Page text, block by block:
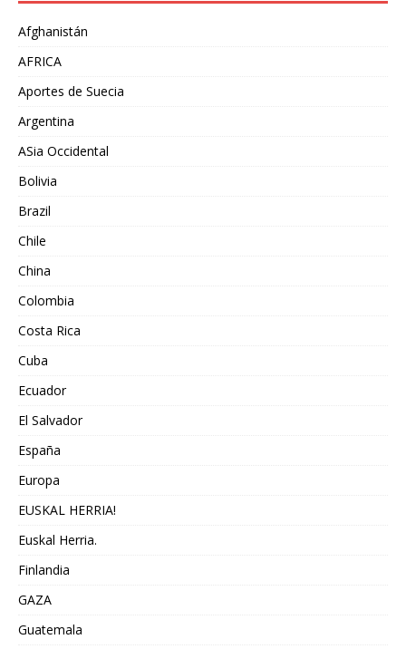
Afghanistán
AFRICA
Aportes de Suecia
Argentina
ASia Occidental
Bolivia
Brazil
Chile
China
Colombia
Costa Rica
Cuba
Ecuador
El Salvador
España
Europa
EUSKAL HERRIA!
Euskal Herria.
Finlandia
GAZA
Guatemala